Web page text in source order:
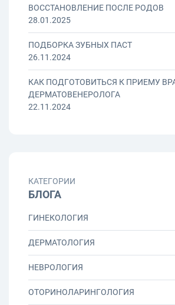
ВОССТАНОВЛЕНИЕ ПОСЛЕ РОДОВ
28.01.2025
ПОДБОРКА ЗУБНЫХ ПАСТ
26.11.2024
КАК ПОДГОТОВИТЬСЯ К ПРИЕМУ
ДЕРМАТОВЕНЕРОЛОГА
22.11.2024
КАТЕГОРИИ
БЛОГА
ГИНЕКОЛОГИЯ
ДЕРМАТОЛОГИЯ
НЕВРОЛОГИЯ
ОТОРИНОЛАРИНГОЛОГИЯ